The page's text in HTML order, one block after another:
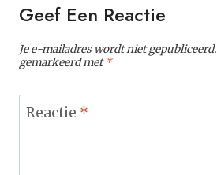
Geef Een Reactie
Je e-mailadres wordt niet gepubliceerd.
gemarkeerd met*
Reactie *